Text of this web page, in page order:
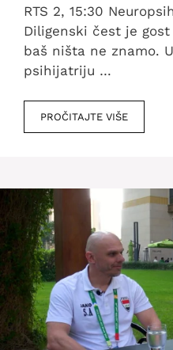
RTS 2, 15:30
Diligenski čest je
baš ništa ne znamo.
psihijatriju …
PROČITAJTE VIŠE